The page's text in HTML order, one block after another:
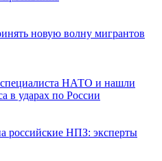
новую волну мигрантов
НАТО и нашли
в ударах по России
российские НПЗ: эксперты